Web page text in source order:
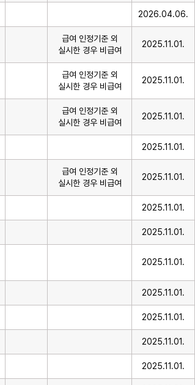
2026.04.06.
급여 인정기준 외
실시한 경우 비급여
2025.11.01.
급여 인정기준 외
실시한 경우 비급여
2025.11.01.
급여 인정기준 외
실시한 경우 비급여
2025.11.01.
2025.11.01.
급여 인정기준 외
실시한 경우 비급여
2025.11.01.
2025.11.01.
2025.11.01.
2025.11.01.
2025.11.01.
2025.11.01.
2025.11.01.
2025.11.01.